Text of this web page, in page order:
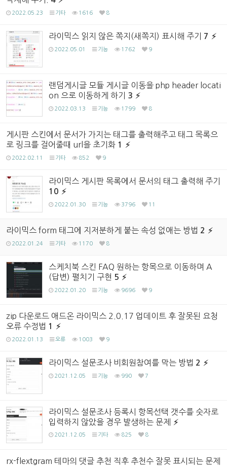
2022.05.23 기타 1616 8
라이믹스 읽지 않은 쪽지(새쪽지) 표시해 주기 7
2022.05.01 기능 1762 9
랜덤게시글 모듈 게시글 이동을 php header locati
on 으로 이동하게 하기
3
2022.03.13 기능 1799 8
게시판 스킨에서 문서가 가지는 태그를 출력해주고 태그 목록으
로 링크를 걸어줄때 url을 초기화 1
2022.02.11 기타 852 9
라이믹스 게시판 목록에서 문서의 태그 출력해 주기
10
2022.01.30 기능 3796 11
라이믹스 form 태그에 지저분하게 붙는 속성 없애는 방법 2
2022.01.24 기타 1170 8
스케치북 스킨 FAQ 원하는 항목으로 이동하며 A
(답변) 펼치기 구현 5
2022.01.20 기능 9696 9
zip 다운로드 애드온 라이믹스 2.0.17 업데이트 후 잘못된 요청
오류 수정법 1
2022.01.13 오류 1003 9
라이믹스 설문조사 비회원참여를 막는 방법 2
2021.12.05 기능 990 7
라이믹스 설문조사 등록시 항목선택 갯수를 숫자로
입력하지 않았을 경우 발생하는 문제
2021.12.05 기타 825 8
rx-flextgram 테마의 댓글 추천 직후 추천수 잘못 표시되는 문제